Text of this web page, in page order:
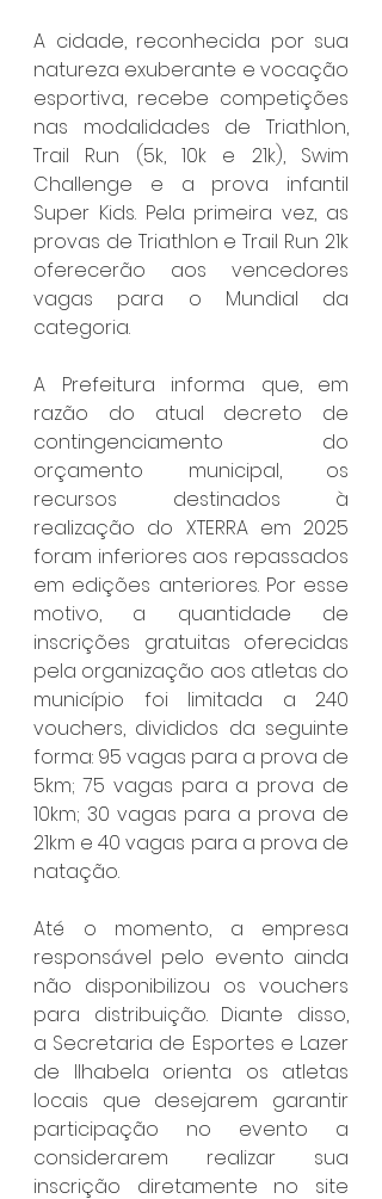
A cidade, reconhecida por sua
natureza exuberante e vocação
esportiva, recebe competições
nas modalidades de Triathlon,
Trail Run (5k, 10k e 21k), Swim
Challenge e a prova infantil
Super Kids. Pela primeira vez, as
provas de Triathlon e Trail Run 21k
oferecerão aos vencedores
vagas para o Mundial da
categoria.
A Prefeitura informa que, em
razão do atual decreto de
contingenciamento do
orçamento municipal, os
recursos destinados à
realização do XTERRA em 2025
foram inferiores aos repassados
em edições anteriores. Por esse
motivo, a quantidade de
inscrições gratuitas oferecidas
pela organização aos atletas do
município foi limitada a 240
vouchers, divididos da seguinte
forma: 95 vagas para a prova de
5km; 75 vagas para a prova de
10km; 30 vagas para a prova de
21km e 40 vagas para a prova de
natação.
Até o momento, a empresa
responsável pelo evento ainda
não disponibilizou os vouchers
para distribuição. Diante disso,
a Secretaria de Esportes e Lazer
de Ilhabela orienta os atletas
locais que desejarem garantir
participação no evento a
considerarem realizar sua
inscrição diretamente no site